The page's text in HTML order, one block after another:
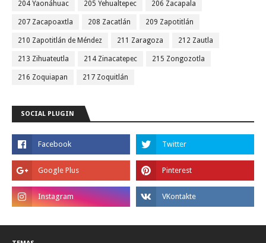
204 Yaonáhuac 205 Yehualtepec 206 Zacapala
207 Zacapoaxtla 208 Zacatlán 209 Zapotitlán
210 Zapotitlán de Méndez 211 Zaragoza 212 Zautla
213 Zihuateutla 214 Zinacatepec 215 Zongozotla
216 Zoquiapan 217 Zoquitlán
SOCIAL PLUGIN